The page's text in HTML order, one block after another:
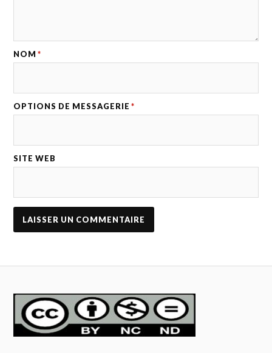
NOM *
OPTIONS DE MESSAGERIE *
SITE WEB